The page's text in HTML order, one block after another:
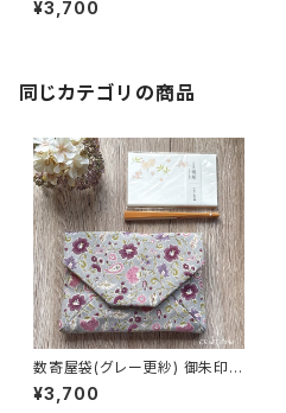
¥3,700
同じカテゴリの商品
数寄屋袋(グレー更紗) 御朱印帳
¥3,700